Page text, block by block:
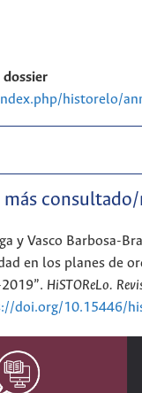
historelo/
consultado/
y Vasco Barbosa-
en los planes de
HiSTOReLo.
doi.org/10.15446/